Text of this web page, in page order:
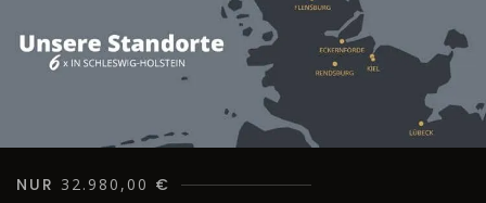
NUR 32.980,00 €